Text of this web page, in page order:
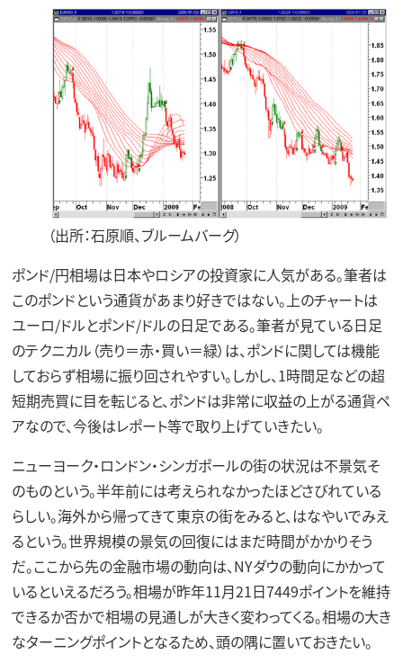
（出所：石原順、ブルームバーグ）
ポンド/円相場は日本やロシアの投資家に人気がある。筆者は
このポンドという通貨があまり好きではない。上のチャートは
ユーロ/ドルとポンド/ドルの日足である。筆者が見ている日足
のテクニカル（売り＝赤・買い＝緑）は、ポンドに関しては機能
しておらず相場に振り回されやすい。しかし、1時間足などの超
短期売買に目を転じると、ポンドは非常に収益の上がる通貨ペ
アなので、今後はレポート等で取り上げていきたい。
ニューヨーク・ロンドン・シンガポールの街の状況は不景気そ
のものという。半年前には考えられなかったほどさびれている
らしい。海外から帰ってきて東京の街をみると、はなやいでみえ
るという。世界規模の景気の回復にはまだ時間がかかりそう
だ。ここから先の金融市場の動向は、NYダウの動向にかかって
いるといえるだろう。相場が昨年11月21日7449ポイントを維持
できるか否かで相場の見通しが大きく変わってくる。相場の大き
なターニングポイントとなるため、頭の隅に置いておきたい。